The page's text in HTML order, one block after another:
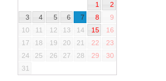
1
2
3
4 5 6 7 8
9
10
11 12 13 14 15
16
17
18 19 20 21 22
23
24
25 26 27 28 29
30
31